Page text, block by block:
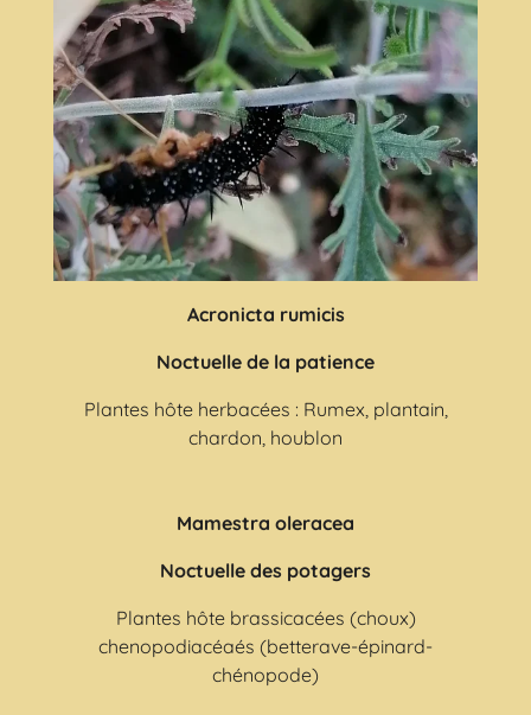
Acronicta rumicis
Noctuelle de la patience
Plantes hôte herbacées : Rumex, plantain,
chardon, houblon
Mamestra oleracea
Noctuelle des potagers
Plantes hôte brassicacées (choux)
chenopodiacéaés (betterave-épinard-
chénopode)